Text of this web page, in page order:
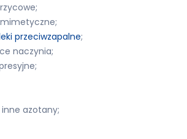
przeciwzapalne;
naczynia;
azotany;